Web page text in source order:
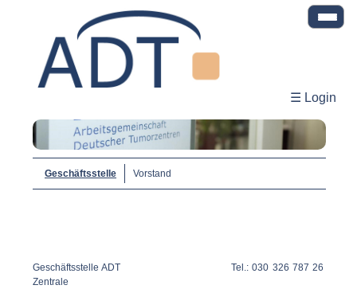
☰ Login
Geschäftsstelle Vorstand
Geschäftsstelle ADT Tel.: 030 326 787 26
Zentrale